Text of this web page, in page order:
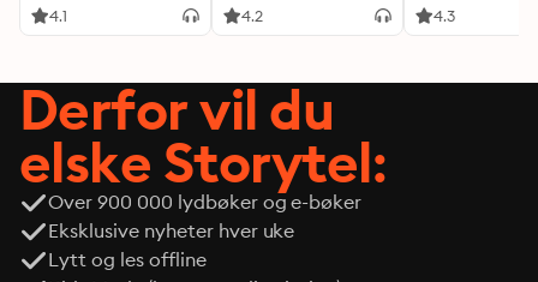
4.1 4.2 4.3
Derfor vil du
elske Storytel:
Over 900 000 lydbøker og e-bøker
Eksklusive nyheter hver uke
Lytt og les offline